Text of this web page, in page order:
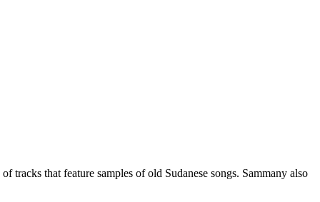
that feature samples of old Sudanese songs. Sammany also